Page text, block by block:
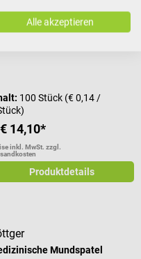
Einmalspatel aus
100 Stück (€ 0,14 /
€ 14,10*
inkl. MwSt. zzgl.
Produktdetails
Mundspatel
Alle akzeptieren